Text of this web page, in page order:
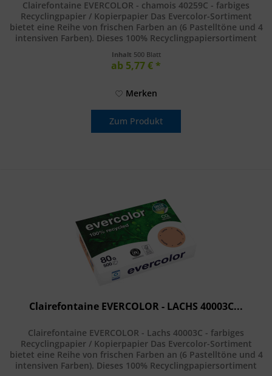
Clairefontaine EVERCOLOR - chamois 40259C - farbiges
Recyclingpapier / Kopierpapier Das Evercolor-Sortiment
bietet eine Reihe von frischen Farben an (6 Pastelltöne und 4
intensiven Farben). Dieses 100% Recyclingpapiersortiment
Inhalt 500 Blatt
ab 5,77 € *
Merken
Zum Produkt
Clairefontaine EVERCOLOR - LACHS 40003C...
Clairefontaine EVERCOLOR - Lachs 40003C - farbiges
Recyclingpapier / Kopierpapier Das Evercolor-Sortiment
bietet eine Reihe von frischen Farben an (6 Pastelltöne und 4
intensiven Farben). Dieses 100% Recyclingpapiersortiment